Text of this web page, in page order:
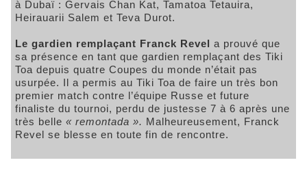
à Dubaï : Gervais Chan Kat, Tamatoa Tetauira,
Heirauarii Salem et Teva Durot.
Le gardien remplaçant Franck Revel a prouvé que
sa présence en tant que gardien remplaçant des Tiki
Toa depuis quatre Coupes du monde n’était pas
usurpée. Il a permis au Tiki Toa de faire un très bon
premier match contre l’équipe Russe et future
finaliste du tournoi, perdu de justesse 7 à 6 après une
très belle « remontada ». Malheureusement, Franck
Revel se blesse en toute fin de rencontre.